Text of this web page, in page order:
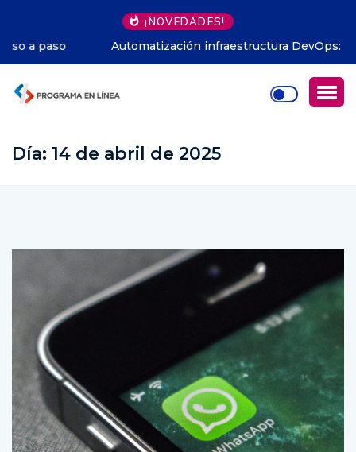
¡NOVEDADES!
Automatización infraestructura DevOps: evita errores
comunes